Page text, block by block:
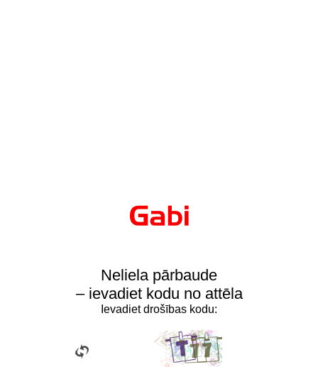
Neliela pārbaude
– ievadiet kodu no attēla
Ievadiet drošības kodu: